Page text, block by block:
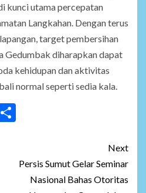
kunci utama percepatan
Langkahan. Dengan terus
target pembersihan
Gedumbak diharapkan dapat
kehidupan dan aktivitas
normal seperti sedia kala.
Next
Persis Sumut Gelar Seminar
Nasional Bahas Otoritas